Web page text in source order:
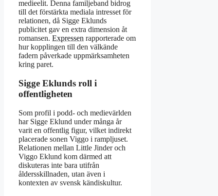
medieelit. Denna familjeband bidrog
till det förstärkta mediala intresset för
relationen, då Sigge Eklunds
publicitet gav en extra dimension åt
romansen. Expressen rapporterade om
hur kopplingen till den välkände
fadern påverkade uppmärksamheten
kring paret.
Sigge Eklunds roll i
offentligheten
Som profil i podd- och medievärlden
har Sigge Eklund under många år
varit en offentlig figur, vilket indirekt
placerade sonen Viggo i rampljuset.
Relationen mellan Little Jinder och
Viggo Eklund kom därmed att
diskuteras inte bara utifrån
åldersskillnaden, utan även i
kontexten av svensk kändiskultur.